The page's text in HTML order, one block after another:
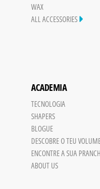
WAX
ALL ACCESSORIES
ACADEMIA
TECNOLOGIA
SHAPERS
BLOGUE
DESCOBRE O TEU
ENCONTRE A SUA
ABOUT US